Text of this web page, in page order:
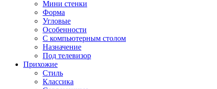
Мини стенки
Форма
Угловые
Особенности
С компьютерным столом
Назначение
Под телевизор
Прихожие
Стиль
Классика